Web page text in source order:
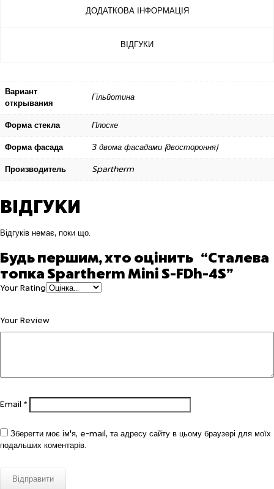
ДОДАТКОВА ІНФОРМАЦІЯ
ВІДГУКИ
Вариант
открывания
Гільйотина
Форма стекла Плоске
Форма фасада З двома фасадами (двостороння)
Производитель Spartherm
ВІДГУКИ
Відгуків немає, поки що.
Будь першим, хто оцінить “Сталева
топка Spartherm Mini S-FDh-4S”
Your Rating
Your Review
Email *
Зберегти моє ім'я, e-mail, та адресу сайту в цьому браузері для моїх
подальших коментарів.